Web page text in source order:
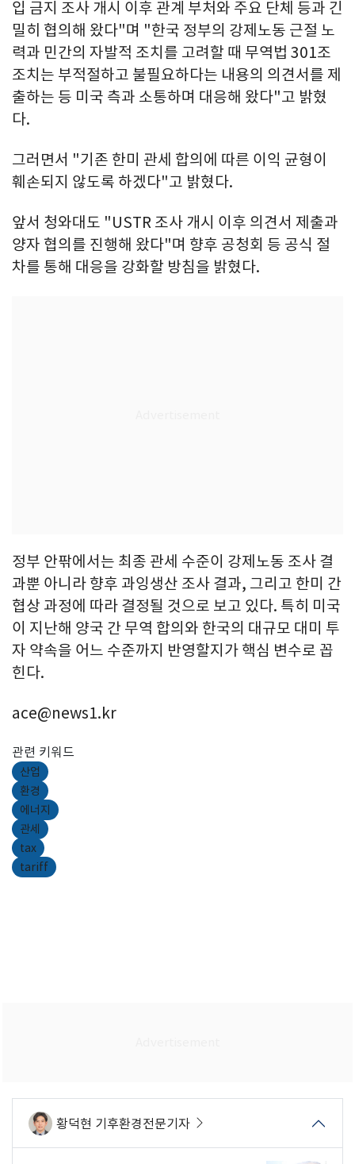
입 금지 조사 개시 이후 관계 부처와 주요 단체 등과 긴
밀히 협의해 왔다"며 "한국 정부의 강제노동 근절 노
력과 민간의 자발적 조치를 고려할 때 무역법 301조
조치는 부적절하고 불필요하다는 내용의 의견서를 제
출하는 등 미국 측과 소통하며 대응해 왔다"고 밝혔
다.
그러면서 "기존 한미 관세 합의에 따른 이익 균형이
훼손되지 않도록 하겠다"고 밝혔다.
앞서 청와대도 "USTR 조사 개시 이후 의견서 제출과
양자 협의를 진행해 왔다"며 향후 공청회 등 공식 절
차를 통해 대응을 강화할 방침을 밝혔다.
정부 안팎에서는 최종 관세 수준이 강제노동 조사 결
과뿐 아니라 향후 과잉생산 조사 결과, 그리고 한미 간
협상 과정에 따라 결정될 것으로 보고 있다. 특히 미국
이 지난해 양국 간 무역 합의와 한국의 대규모 대미 투
자 약속을 어느 수준까지 반영할지가 핵심 변수로 꼽
힌다.
ace@news1.kr
관련 키워드
산업
환경
에너지
관세
tax
tariff
황덕현 기후환경전문기자